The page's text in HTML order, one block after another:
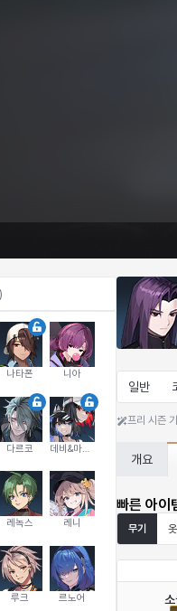
나타폰 니아
다르코
레녹스 레니
루크 르노어
일반
프리 시즌
개요
빠른 아이
무기 옷